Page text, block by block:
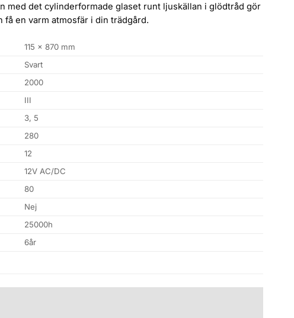
med det cylinderformade glaset runt ljuskällan i glödtråd gör
en varm atmosfär i din trädgård.
115 × 870 mm
Svart
2000
III
3, 5
280
12
12V AC/DC
80
Nej
25000h
6år